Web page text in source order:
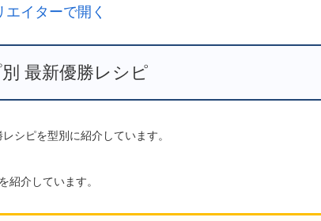
エイターで開く
最新優勝レシピ
シピを型別に紹介しています。
紹介しています。